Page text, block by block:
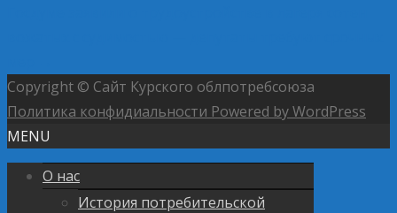
Copyright © Сайт Курского облпотребсоюза
Политика конфидиальности Powered by WordPress
MENU
О нас
История потребительской